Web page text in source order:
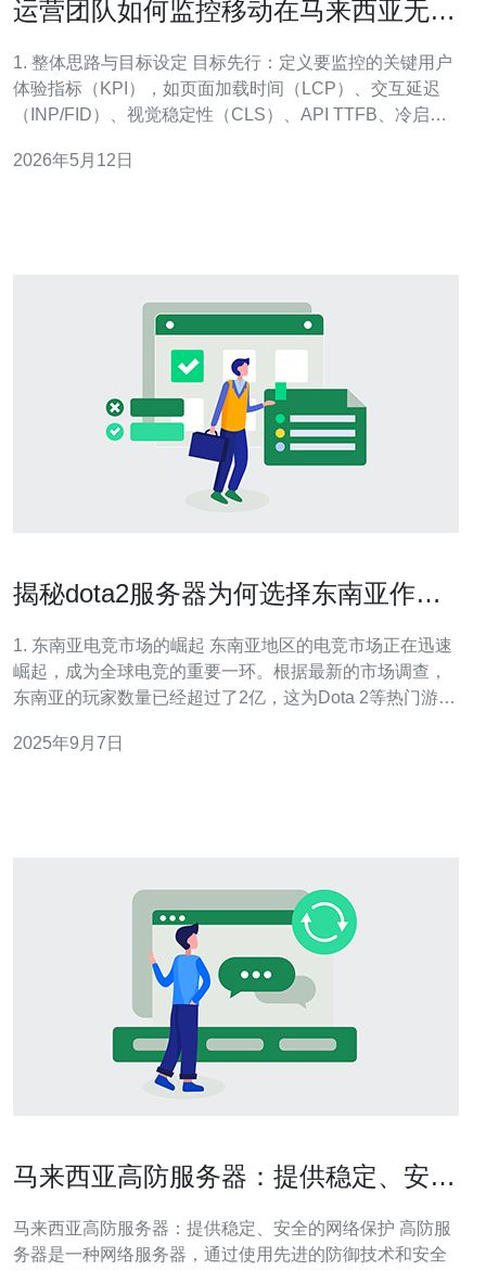
运营团队如何监控移动在马来西亚无服
1. 整体思路与目标设定 目标先行：定义要监控的关键用户
体验指标（KPI），如页面加载时间（LCP）、交互延迟
（INP/FID）、视觉稳定性（CLS）、API TTFB、冷启动
App，明确要覆盖的马来西亚主要运营商和城市（Kuala
2026年5月12日
揭秘dota2服务器为何选择东南亚作为
1. 东南亚电竞市场的崛起 东南亚地区的电竞市场正在迅速
崛起，成为全球电竞的重要一环。根据最新的市场调查，
东南亚的玩家数量已经超过了2亿，这为Dota 2等热门游戏
2选择在这一地区设置服务器。 2. 服务器选择的因素 在选
2025年9月7日
马来西亚高防服务器：提供稳定、安全
马来西亚高防服务器：提供稳定、安全的网络保护 高防服
务器是一种网络服务器，通过使用先进的防御技术和安全